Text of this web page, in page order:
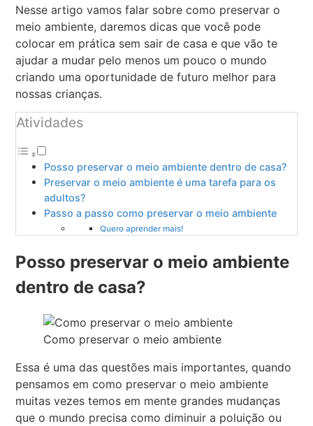
Nesse artigo vamos falar sobre como preservar o
meio ambiente, daremos dicas que você pode
colocar em prática sem sair de casa e que vão te
ajudar a mudar pelo menos um pouco o mundo
criando uma oportunidade de futuro melhor para
nossas crianças.
Atividades
Posso preservar o meio ambiente dentro de casa?
Preservar o meio ambiente é uma tarefa para os
adultos?
Passo a passo como preservar o meio ambiente
Quero aprender mais!
Posso preservar o meio ambiente
dentro de casa?
Como preservar o meio ambiente
Essa é uma das questões mais importantes, quando
pensamos em como preservar o meio ambiente
muitas vezes temos em mente grandes mudanças
que o mundo precisa como diminuir a poluição ou